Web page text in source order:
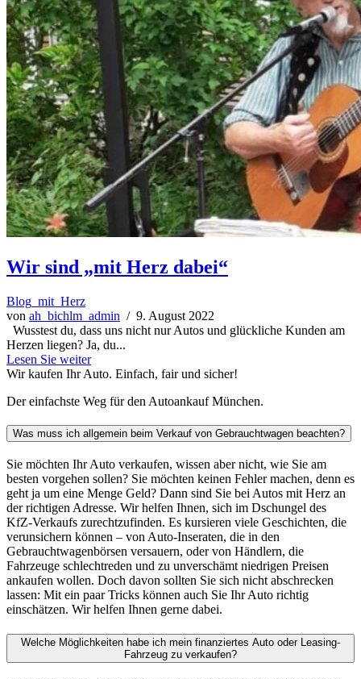
Wir sind „mit Herz dabei“
Blog_mit_Herz
von ah_bichlm_admin / 9. August 2022
Wusstest du, dass uns nicht nur Autos und glückliche Kunden am
Herzen liegen? Ja, du...
Lesen Sie weiter
Wir kaufen Ihr Auto. Einfach, fair und sicher!
Der einfachste Weg für den Autoankauf München.
Was muss ich allgemein beim Verkauf von Gebrauchtwagen beachten?
Sie möchten Ihr Auto verkaufen, wissen aber nicht, wie Sie am
besten vorgehen sollen? Sie möchten keinen Fehler machen, denn es
geht ja um eine Menge Geld? Dann sind Sie bei Autos mit Herz an
der richtigen Adresse. Wir helfen Ihnen, sich im Dschungel des
KfZ-Verkaufs zurechtzufinden. Es kursieren viele Geschichten, die
verunsichern können – von Auto-Inseraten, die in den
Gebrauchtwagenbörsen versauern, oder von Händlern, die
Fahrzeuge schlechtreden und zu unverschämt niedrigen Preisen
ankaufen wollen. Doch davon sollten Sie sich nicht abschrecken
lassen: Mit ein paar Tricks können auch Sie Ihr Auto richtig
einschätzen. Wir helfen Ihnen gerne dabei.
Welche Möglichkeiten habe ich mein finanziertes Auto oder Leasing-
Fahrzeug zu verkaufen?